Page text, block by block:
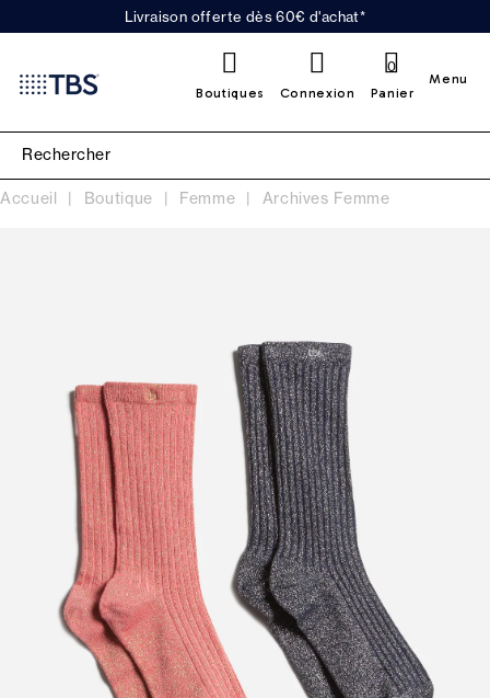
Livraison offerte dès 60€ d'achat*
Boutiques Connexion Panier
0
Menu
Accueil Boutique Femme Archives Femme